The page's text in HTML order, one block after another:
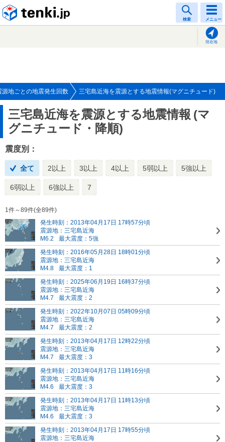
検索 メニュー
現在地
源地ごとの地震発生回数 三宅島近海を震源とする地震情報(マグニチュード)
三宅島近海を震源とする地震情報 (マ
グニチュード・降順)
震度別：
全て 2以上 3以上 4以上 5弱以上 5強以上
6弱以上 6強以上 7
1件～89件(全89件)
発生時刻：2013年04月17日 17時57分頃
震源地：三宅島近海
M6.2
最大震度：5強
発生時刻：2016年05月28日 18時01分頃
震源地：三宅島近海
M4.8
最大震度：1
発生時刻：2025年06月19日 16時37分頃
震源地：三宅島近海
M4.7
最大震度：2
発生時刻：2022年10月07日 05時09分頃
震源地：三宅島近海
M4.7
最大震度：2
発生時刻：2013年04月17日 12時22分頃
震源地：三宅島近海
M4.7
最大震度：3
発生時刻：2013年04月17日 11時16分頃
震源地：三宅島近海
M4.6
最大震度：3
発生時刻：2013年04月17日 11時13分頃
震源地：三宅島近海
M4.6
最大震度：3
発生時刻：2013年04月17日 17時55分頃
震源地：三宅島近海